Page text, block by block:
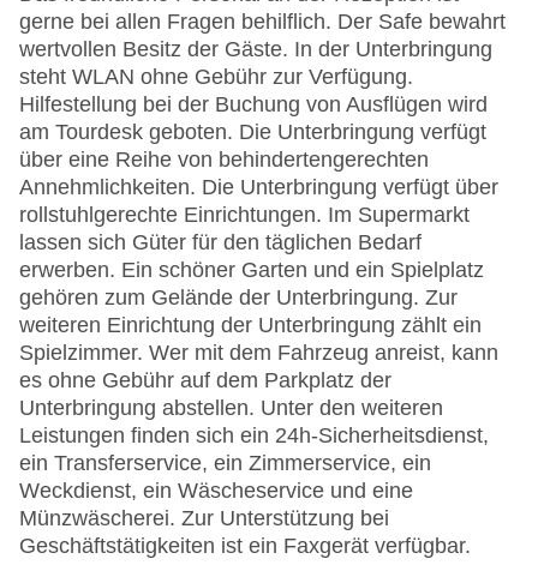
gerne bei allen Fragen behilflich. Der Safe bewahrt
wertvollen Besitz der Gäste. In der Unterbringung
steht WLAN ohne Gebühr zur Verfügung.
Hilfestellung bei der Buchung von Ausflügen wird
am Tourdesk geboten. Die Unterbringung verfügt
über eine Reihe von behindertengerechten
Annehmlichkeiten. Die Unterbringung verfügt über
rollstuhlgerechte Einrichtungen. Im Supermarkt
lassen sich Güter für den täglichen Bedarf
erwerben. Ein schöner Garten und ein Spielplatz
gehören zum Gelände der Unterbringung. Zur
weiteren Einrichtung der Unterbringung zählt ein
Spielzimmer. Wer mit dem Fahrzeug anreist, kann
es ohne Gebühr auf dem Parkplatz der
Unterbringung abstellen. Unter den weiteren
Leistungen finden sich ein 24h-Sicherheitsdienst,
ein Transferservice, ein Zimmerservice, ein
Weckdienst, ein Wäscheservice und eine
Münzwäscherei. Zur Unterstützung bei
Geschäftstätigkeiten ist ein Faxgerät verfügbar.